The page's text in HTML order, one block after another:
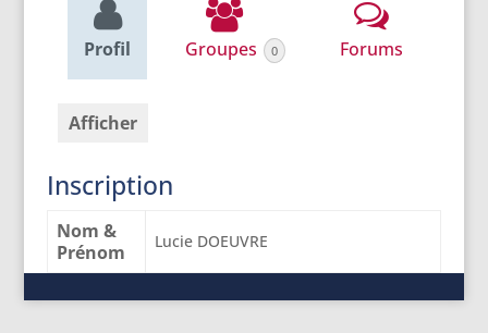
Profil Groupes 0 Forums
Afficher
Inscription
Nom &
Prénom
Lucie DOEUVRE